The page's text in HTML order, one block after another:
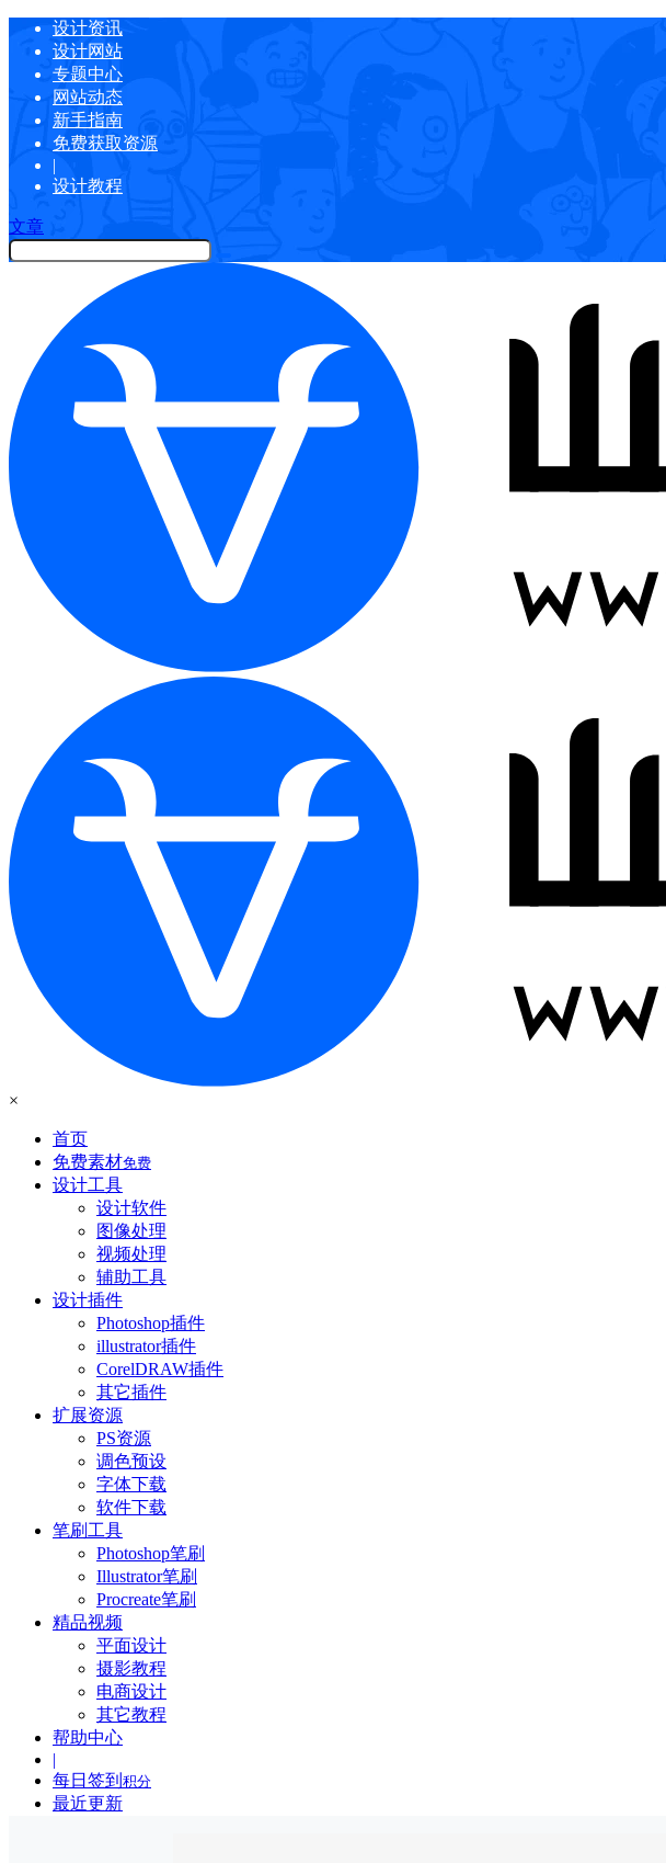
设计资讯
设计网站
专题中心
网站动态
新手指南
免费获取资源
|
设计教程
文章
×
首页
免费素材免费
设计工具
设计软件
图像处理
视频处理
辅助工具
设计插件
Photoshop插件
illustrator插件
CorelDRAW插件
其它插件
扩展资源
PS资源
调色预设
字体下载
软件下载
笔刷工具
Photoshop笔刷
Illustrator笔刷
Procreate笔刷
精品视频
平面设计
摄影教程
电商设计
其它教程
帮助中心
|
每日签到 积分
最近更新